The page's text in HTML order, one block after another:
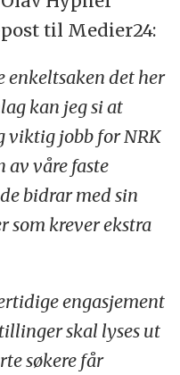
til Medier24:
enkeltsaken det her
kan jeg si at
viktig jobb for NRK
av våre faste
bidrar med sin
som krever ekstra
engasjement
skal lyses ut
søkere får